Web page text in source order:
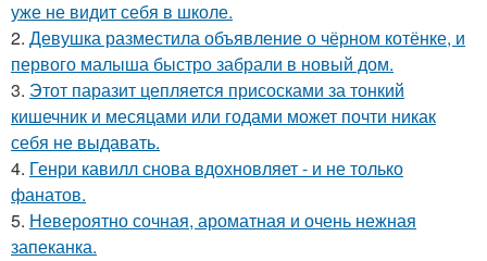
уже не видит себя в школе.
2. Девушка разместила объявление о чёрном котёнке, и
первого малыша быстро забрали в новый дом.
3. Этот паразит цепляется присосками за тонкий
кишечник и месяцами или годами может почти никак
себя не выдавать.
4. Генри кавилл снова вдохновляет - и не только
фанатов.
5. Невероятно сочная, ароматная и очень нежная
запеканка.